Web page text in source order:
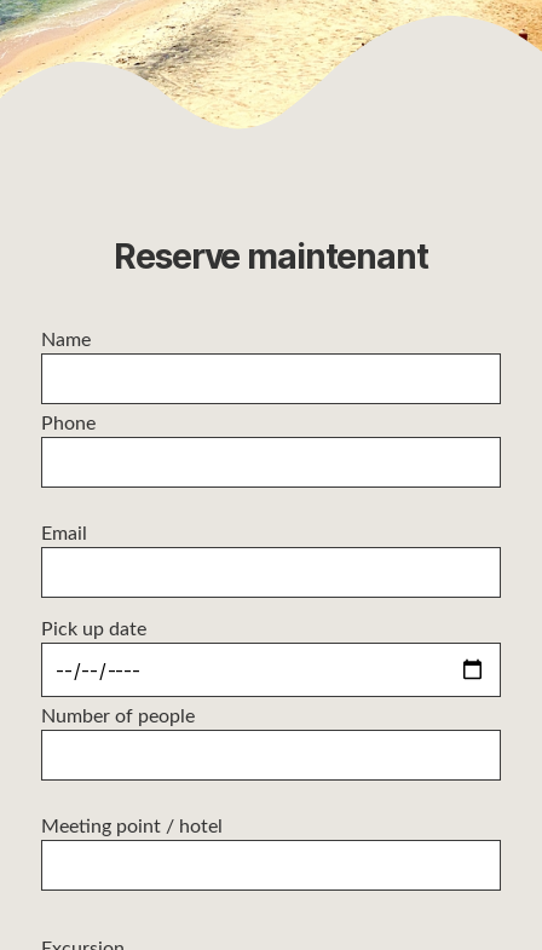
Reserve maintenant
Name
Phone
Email
Pick up date
Number of people
Meeting point / hotel